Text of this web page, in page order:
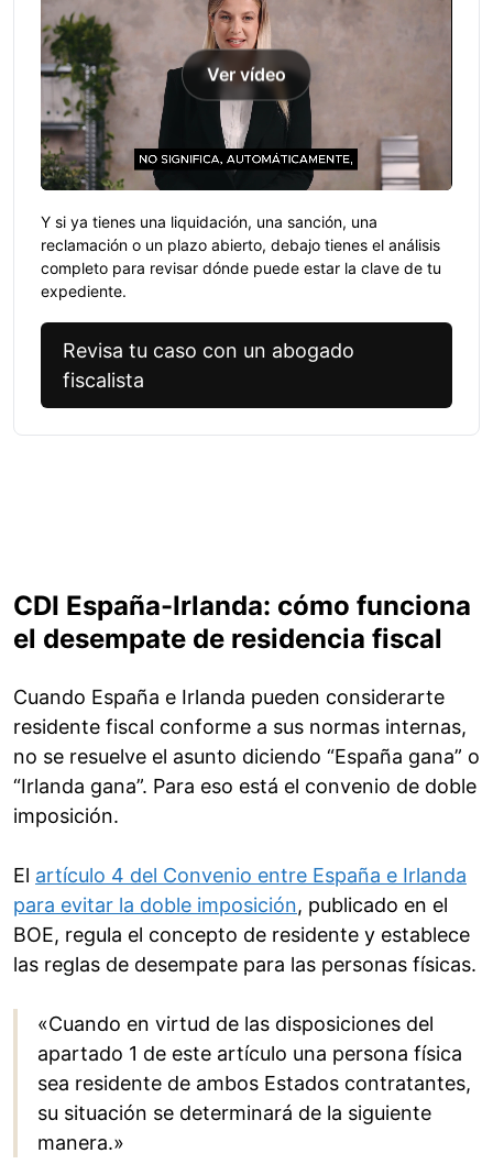
Ver vídeo
Y si ya tienes una liquidación, una sanción, una
reclamación o un plazo abierto, debajo tienes el análisis
completo para revisar dónde puede estar la clave de tu
expediente.
Revisa tu caso con un abogado
fiscalista
CDI España-Irlanda: cómo funciona
el desempate de residencia fiscal
Cuando España e Irlanda pueden considerarte
residente fiscal conforme a sus normas internas,
no se resuelve el asunto diciendo “España gana” o
“Irlanda gana”. Para eso está el convenio de doble
imposición.
El artículo 4 del Convenio entre España e Irlanda
para evitar la doble imposición, publicado en el
BOE, regula el concepto de residente y establece
las reglas de desempate para las personas físicas.
«Cuando en virtud de las disposiciones del
apartado 1 de este artículo una persona física
sea residente de ambos Estados contratantes,
su situación se determinará de la siguiente
manera.»